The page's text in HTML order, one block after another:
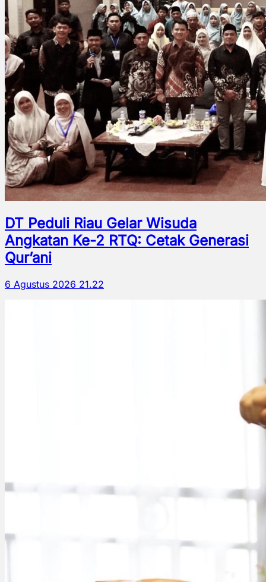
DT Peduli Riau Gelar Wisuda
Angkatan Ke-2 RTQ: Cetak Generasi
Qur’ani
6 Agustus 2026 21.22